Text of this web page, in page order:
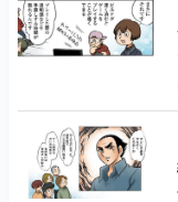
若ゲのいたり〜ゲー